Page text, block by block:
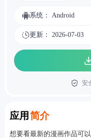
系统： Android
更新： 2026-07-03
安
应用 简介
Introduction
想要看最新的漫画作品可